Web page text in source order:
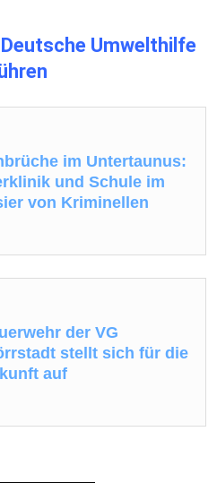
Deutsche Umwelthilfe
im Untertaunus:
und Schule im
von Kriminellen
der VG
stellt sich für die
auf